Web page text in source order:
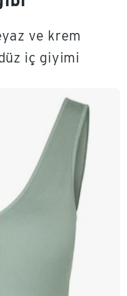
ve krem
iç giyimi